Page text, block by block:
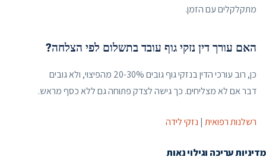
מתקלקלים עם הזמן.
האם עורך דין נזקי גוף עובד בתשלום לפי הצלחה?
כן, רוב עורכי הדין בנזקי גוף גובים 20-30% מהפיצוי, ולא גובים
דבר אם לא מצליחים. כך גישה לצדק פתוחה גם ללא כסף מראש.
רשלנות רפואית | נזקי לידה
מדיניות עריכה וגילוי נאות